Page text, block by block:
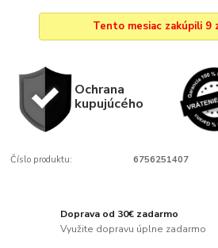
Tento mesiac zakúpili 9
Ochrana
kupujúcého
Číslo produktu: 6756251407
Doprava od 30€ zadarmo
Využite dopravu úplne zadarmo